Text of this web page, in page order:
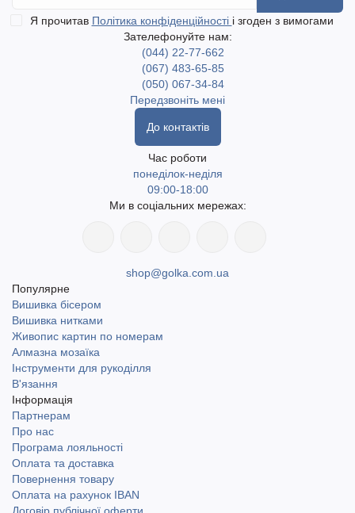
Я прочитав Політика конфіденційності і згоден з вимогами
Зателефонуйте нам:
(044) 22-77-662
(067) 483-65-85
(050) 067-34-84
Передзвоніть мені
До контактів
Час роботи
понеділок-неділя
09:00-18:00
Ми в соціальних мережах:
shop@golka.com.ua
Популярне
Вишивка бісером
Вишивка нитками
Живопис картин по номерам
Алмазна мозаїка
Інструменти для рукоділля
В'язання
Інформація
Партнерам
Про нас
Програма лояльності
Оплата та доставка
Повернення товару
Оплата на рахунок IBAN